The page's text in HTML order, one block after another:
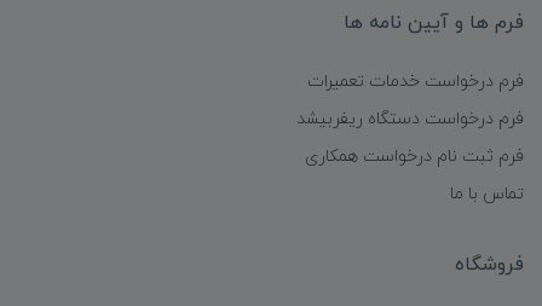
فرم ها و آیین نامه ها
فرم درخواست خدمات تعمیرات
فرم درخواست دستگاه ریفربیشد
فرم ثبت نام درخواست همکاری
تماس با ما
فروشگاه